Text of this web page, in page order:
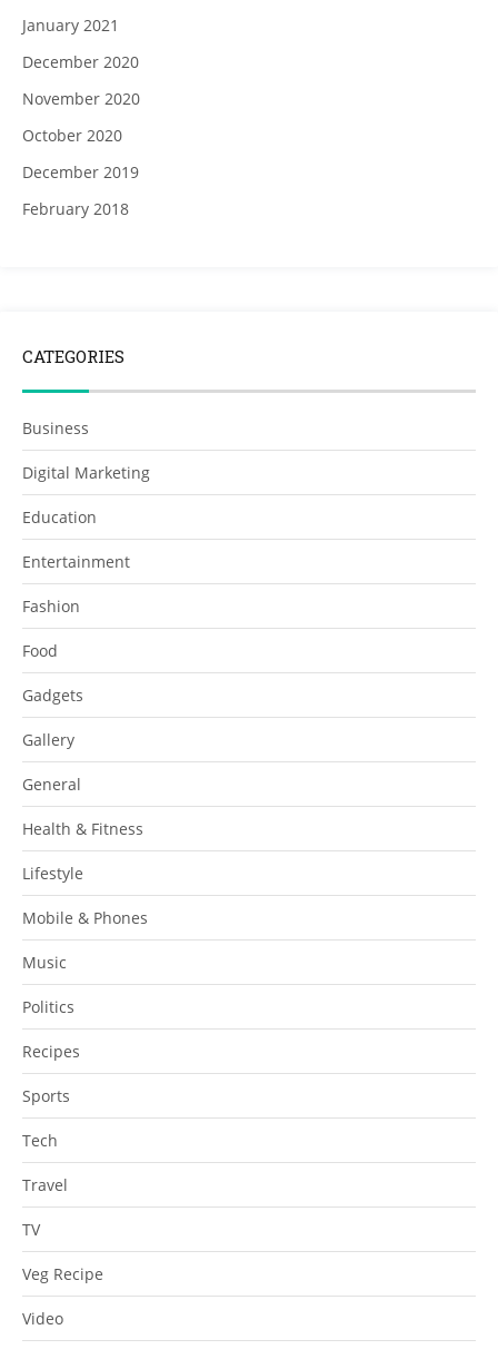
January 2021
December 2020
November 2020
October 2020
December 2019
February 2018
CATEGORIES
Business
Digital Marketing
Education
Entertainment
Fashion
Food
Gadgets
Gallery
General
Health & Fitness
Lifestyle
Mobile & Phones
Music
Politics
Recipes
Sports
Tech
Travel
TV
Veg Recipe
Video